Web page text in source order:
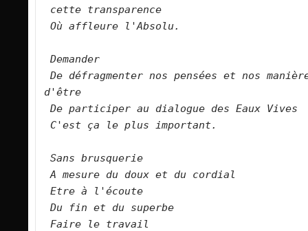
cette transparence
Où affleure l'Absolu.
Demander
De défragmenter nos pensées et nos
d'être
De participer au dialogue des Eaux
C'est ça le plus important.
Sans brusquerie
A mesure du doux et du cordial
Etre à l'écoute
Du fin et du superbe
Faire le travail